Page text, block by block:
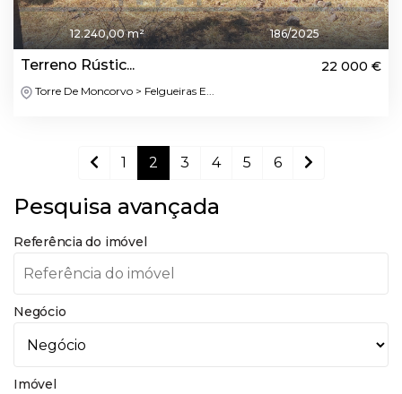
12.240,00 m² 186/2025
Terreno Rústic... 22 000 €
Torre De Moncorvo > Felgueiras E...
1 2 3 4 5 6
Pesquisa avançada
Referência do imóvel
Negócio
Imóvel